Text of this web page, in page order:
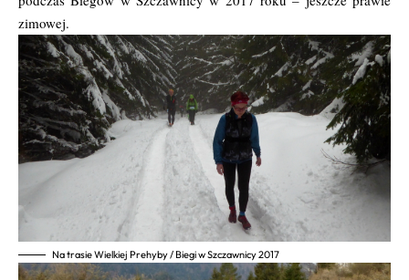
zimowej.
Na trasie Wielkiej Prehyby / Biegi w Szczawnicy 2017